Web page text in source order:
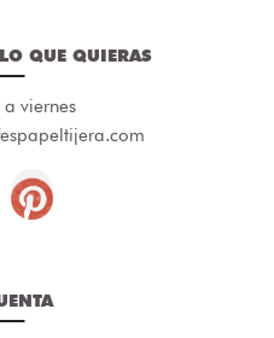
QUE QUIERAS
a viernes